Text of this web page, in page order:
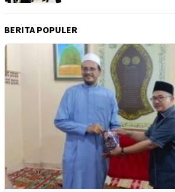
BERITA POPULER